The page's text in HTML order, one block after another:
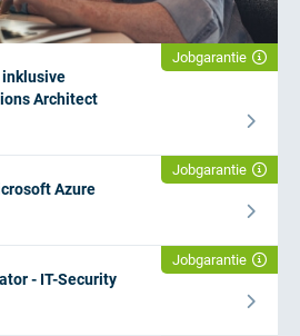
Jobgarantie
inklusive
Architect
Jobgarantie
Azure
Jobgarantie
- IT-Security